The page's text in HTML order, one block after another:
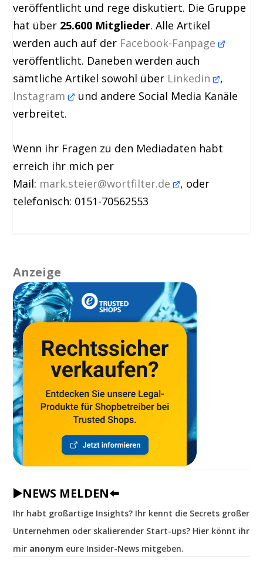
veröffentlicht und rege diskutiert. Die Gruppe
hat über 25.600 Mitglieder. Alle Artikel
werden auch auf der Facebook-Fanpage
veröffentlicht. Daneben werden auch
sämtliche Artikel sowohl über Linkedin ,
Instagram
und andere Social Media Kanäle
verbreitet.
Wenn ihr Fragen zu den Mediadaten habt
erreich ihr mich per
Mail: mark.steier@wortfilter.de
, oder
telefonisch: 0151-70562553
Anzeige
▶️NEWS MELDEN⬅️
Ihr habt großartige Insights? Ihr kennt die Secrets großer
Unternehmen oder skalierender Start-ups? Hier könnt ihr
mir anonym eure Insider-News mitgeben.